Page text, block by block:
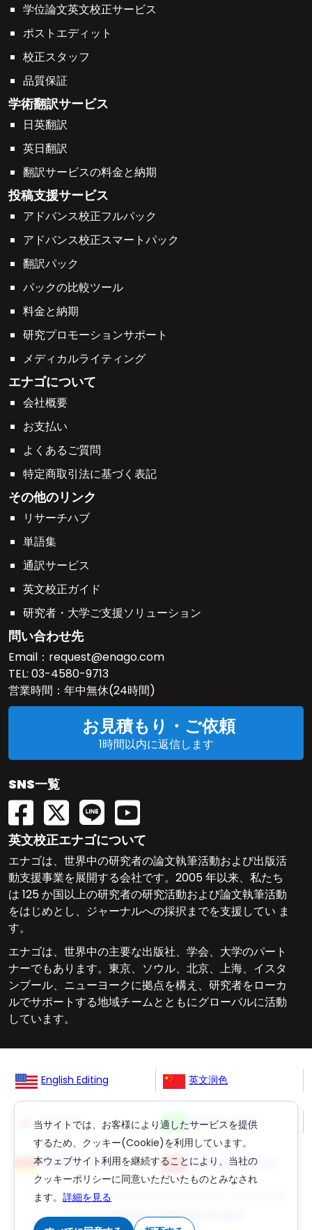
当サイトでは、お客様により適したサービスを提供
するため、クッキー(Cookie)を利用しています。
本ウェブサイト利用を継続することにより、当社の
クッキーポリシーに同意いただいたものとみなされ
ます。 詳細を見る
学位論文英文校正サービス
ポストエディット
校正スタッフ
品質保証
学術翻訳サービス
日英翻訳
英日翻訳
翻訳サービスの料金と納期
投稿支援サービス
アドバンス校正フルパック
アドバンス校正スマートパック
翻訳パック
パックの比較ツール
料金と納期
研究プロモーションサポート
メディカルライティング
エナゴについて
会社概要
お支払い
よくあるご質問
特定商取引法に基づく表記
その他のリンク
リサーチハブ
単語集
通訳サービス
英文校正ガイド
研究者・大学ご支援ソリューション
問い合わせ先
Email： request@enago.com
TEL: 03-4580-9713
営業時間：年中無休(24時間)
お見積もり・ご依頼
1時間以内に返信します
SNS一覧
英文校正エナゴについて
エナゴは、世界中の研究者の論文執筆活動および出版活
動支援事業を展開する会社です。2005 年以来、私たち
は 125 か国以上の研究者の研究活動および論文執筆活動
をはじめとし、ジャーナルへの採択までを支援してい ま
す。
エナゴは、世界中の主要な出版社、学会、大学のパート
ナーでもあります。東京、ソウル、北京、上海、イスタ
ンブール、ニューヨークに拠点を構え、研究者をローカ
ルでサポートする地域チームとともにグローバルに活動
しています。
English Editing 英文润色
영문교정 Revisão Inglês
Englisch Lektorat ingilizce düzeltme
Copyright © 2006-2026
Reserved.(英文校正),(丸善雄松堂の英文校正)